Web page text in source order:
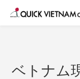
ベトナム